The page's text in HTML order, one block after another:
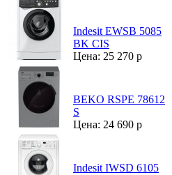
Indesit EWSB 5085
BK CIS
Цена: 25 270 р
BEKO RSPE 78612
S
Цена: 24 690 р
Indesit IWSD 6105